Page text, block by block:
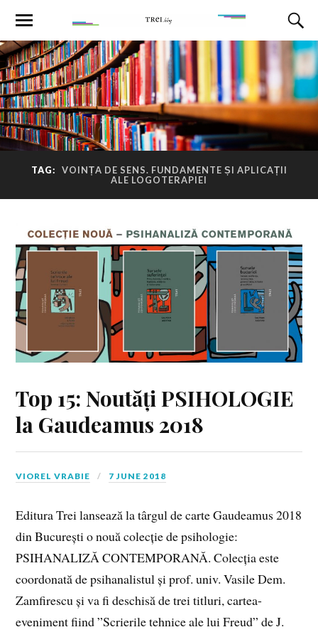
TAG:
VOINȚA DE SENS. FUNDAMENTE ȘI APLICAȚII
ALE LOGOTERAPIEI
Top 15: Noutăți PSIHOLOGIE
la Gaudeamus 2018
VIOREL VRABIE 7 JUNE 2018
Editura Trei lansează la târgul de carte Gaudeamus 2018
din București o nouă colecție de psihologie:
PSIHANALIZĂ CONTEMPORANĂ. Colecția este
coordonată de psihanalistul și prof. univ. Vasile Dem.
Zamfirescu și va fi deschisă de trei titluri, cartea-
eveniment fiind ”Scrierile tehnice ale lui Freud” de J.